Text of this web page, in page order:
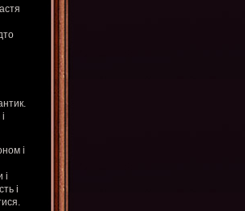
і
і
і